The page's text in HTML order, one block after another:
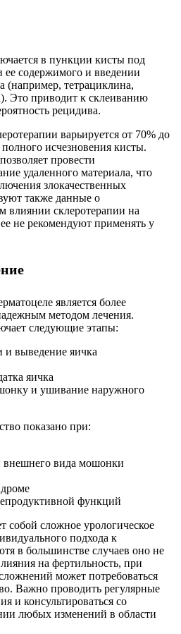
в пункции кисты под
содержимого и введении
(например, тетрациклина,
Это приводит к склеиванию
рецидива.
варьируется от 70% до
исчезновения кисты.
провести
удаленного материала, что
злокачественных
также данные о
влиянии склеротерапии на
не рекомендуют применять у
является более
методом лечения.
следующие этапы:
и выведение яичка
яичка
и ушивание наружного
показано при:
внешнего вида мошонки
функций
собой сложное урологическое
подхода к
в большинстве случаев оно не
на фертильность, при
может потребоваться
Важно проводить регулярные
и консультироваться со
любых изменений в области